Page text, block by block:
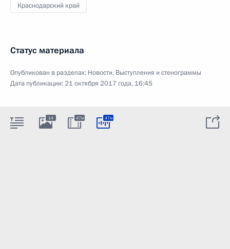
Краснодарский край
Статус материала
Опубликован в разделах: Новости, Выступления и стенограммы
Дата публикации:21 октября 2017 года, 16:45
14 47м 47м